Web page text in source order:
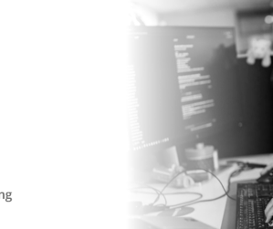
Geld & Einkauf
Amore & mehr
Mobiles Leben
Arbeitsleben